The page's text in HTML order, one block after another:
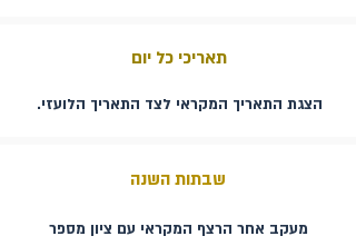
​תאריכי כל יום
הצגת התאריך המקראי לצד התאריך הלועזי.
שבתות השנה
מעקב אחר הרצף המקראי עם ציון מספר